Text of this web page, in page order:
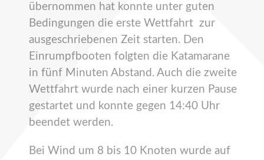
übernommen hat konnte unter guten
Bedingungen die erste Wettfahrt zur
ausgeschriebenen Zeit starten. Den
Einrumpfbooten folgten die Katamarane
in fünf Minuten Abstand. Auch die zweite
Wettfahrt wurde nach einer kurzen Pause
gestartet und konnte gegen 14:40 Uhr
beendet werden.
Bei Wind um 8 bis 10 Knoten wurde auf